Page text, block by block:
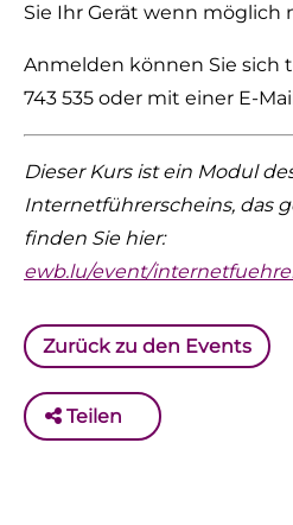
Sie Ihr Gerät wenn möglich
Anmelden können Sie sich
743 535 oder mit einer E-
Dieser Kurs ist ein Modul
Internetführerscheins, das
finden Sie hier:
ewb.lu/event/
Zurück zu den Events
Teilen